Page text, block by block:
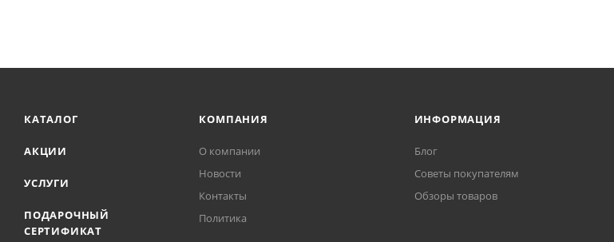
КАТАЛОГ
АКЦИИ
УСЛУГИ
ПОДАРОЧНЫЙ
СЕРТИФИКАТ
КОМПАНИЯ
О компании
Новости
Контакты
Политика
ИНФОРМАЦИЯ
Блог
Советы покупателям
Обзоры товаров